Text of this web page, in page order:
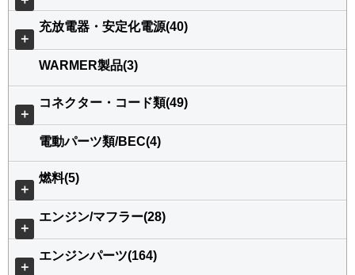
＋
充放電器・安定化電源(40)
WARMER製品(3)
＋
コネクター・コード類(49)
電動パーツ類/BEC(4)
＋
燃料(5)
＋
エンジン/マフラー(28)
＋
エンジンパーツ(164)